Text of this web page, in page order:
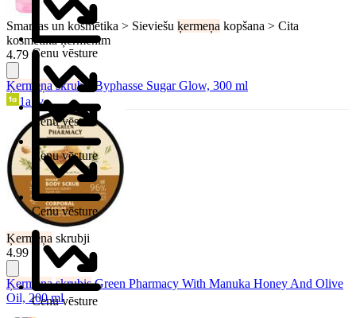
Smaržas un kosmētika > Sieviešu ķermeņa kopšana > Cita
kosmētika ķermenim
4.79 €
Ķermeņa skrubis
Byphasse Sugar Glow, 300 ml
1a.lv
Ķermeņa skrubji
4.99 €
Ķermeņa skrubisGreen Pharmacy With Manuka Honey And Olive
Oil, 200 ml
Cenu vēsture
Cenu vēsture
Cenu vēsture
Cenu vēsture
Cenu vēsture